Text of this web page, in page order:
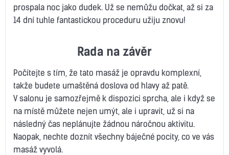
prospala noc jako dudek. Už se nemůžu dočkat, až si za
14 dní tuhle fantastickou proceduru užiju znovu!
Rada na závěr
Počítejte s tím, že tato masáž je opravdu komplexní,
takže budete umaštěná doslova od hlavy až patě.
V salonu je samozřejmě k dispozici sprcha, ale i když se
na místě můžete nejen umýt, ale i upravit, už si na
následný čas neplánujte žádnou náročnou aktivitu.
Naopak, nechte doznít všechny báječné pocity, co ve vás
masáž vyvolá.